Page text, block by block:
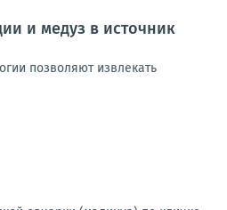
и медуз в источник
позволяют извлекать